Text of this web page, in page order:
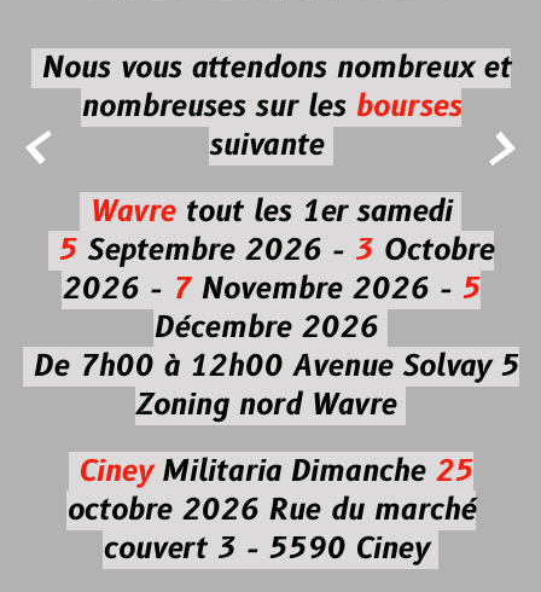
 
Nous vous attendons nombreux et
nombreuses sur les bourses
suivante
Wavretout les 1er samedi
5Septembre 2026 - 3Octobre
2026 -7Novembre 2026 - 5
Décembre 2026
De 7h00 à 12h00 Avenue Solvay 5
Zoning nord Wavre
CineyMilitaria Dimanche 25
octobre 2026Rue du marché
couvert 3 - 5590 Ciney